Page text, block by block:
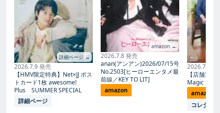
詳細ページ →
2026.7.9 発売
【HMV限定特典】Net×JJ ポス
トカード1枚 awesome!
Plus SUMMER SPECIAL
詳細ページ
amazon →
2026.7.8 発売
anan(アンアン)2026/07/15号
No.2503[ヒーローエンタメ最
前線／KEY TO LIT]
amazon
2026.7.27
【店舗別
Magic
amazon
コレタメ